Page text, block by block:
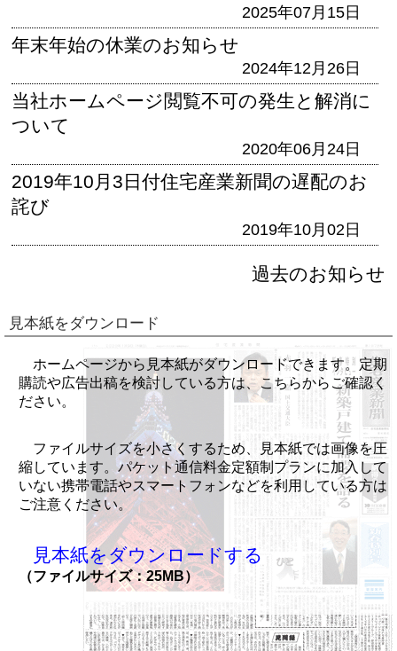
2025年07月15日
年末年始の休業のお知らせ
2024年12月26日
当社ホームページ閲覧不可の発生と解消に
ついて
2020年06月24日
2019年10月3日付住宅産業新聞の遅配のお
詫び
2019年10月02日
過去のお知らせ
見本紙をダウンロード
ホームページから見本紙がダウンロードできます。定期
購読や広告出稿を検討している方は、こちらからご確認く
ださい。
ファイルサイズを小さくするため、見本紙では画像を圧
縮しています。パケット通信料金定額制プランに加入して
いない携帯電話やスマートフォンなどを利用している方は
ご注意ください。
見本紙をダウンロードする
（ファイルサイズ：25MB）